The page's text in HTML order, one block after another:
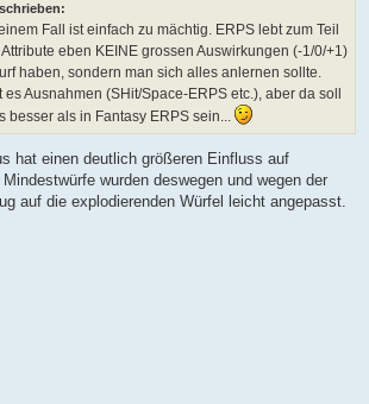
Fall ist einfach zu mächtig. ERPS lebt zum Teil
eben KEINE grossen Auswirkungen (-1/0/+1)
haben, sondern man sich alles anlernen sollte.
es Ausnahmen (SHit/Space-ERPS etc.), aber da soll
besser als in Fantasy ERPS sein...
hat einen deutlich größeren Einfluss auf
wurden deswegen und wegen der
auf die explodierenden Würfel leicht angepasst.